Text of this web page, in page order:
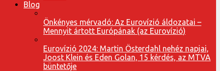
Blog
Önkényes mérvadó: Az Eurovízió áldozatai –
Mennyit ártott Európának (az Eurovízió)
Eurovízió 2024: Martin Österdahl nehéz napjai,
Joost Klein és Eden Golan, 15 kérdés, az MTVA
büntetője